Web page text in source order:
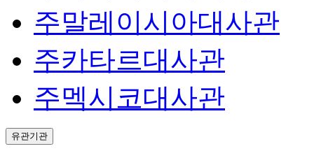
주말레이시아대사관
주카타르대사관
주멕시코대사관
유관기관